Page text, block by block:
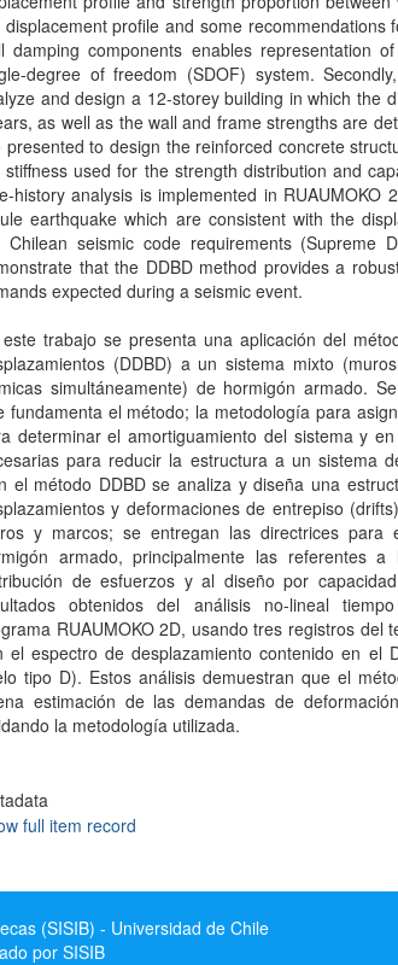
displacement profile and some recommendations
damping components enables representation
degree of freedom (SDOF) system.
and design a 12-storey building in which the
as well as the wall and frame strengths are
presented to design the reinforced concrete
stiffness used for the strength distribution and
history analysis is implemented in RUAUMOKO
earthquake which are consistent with the
Chilean seismic code requirements (Supreme
that the DDBD method provides a
expected during a seismic event.
trabajo se presenta una aplicación del
(DDBD) a un sistema mixto
simultáneamente) de hormigón armado.
fundamenta el método; la metodología para
determinar el amortiguamiento del sistema y
para reducir la estructura a un sistema
el método DDBD se analiza y diseña una
y deformaciones de entrepiso
y marcos; se entregan las directrices
armado, principalmente las referentes
de esfuerzos y al diseño por
obtenidos del análisis no-lineal
RUAUMOKO 2D, usando tres registros del
el espectro de desplazamiento contenido en el
tipo D). Estos análisis demuestran que el
estimación de las demandas de
la metodología utilizada.
full item record
(SISIB) - Universidad de Chile
por SISIB